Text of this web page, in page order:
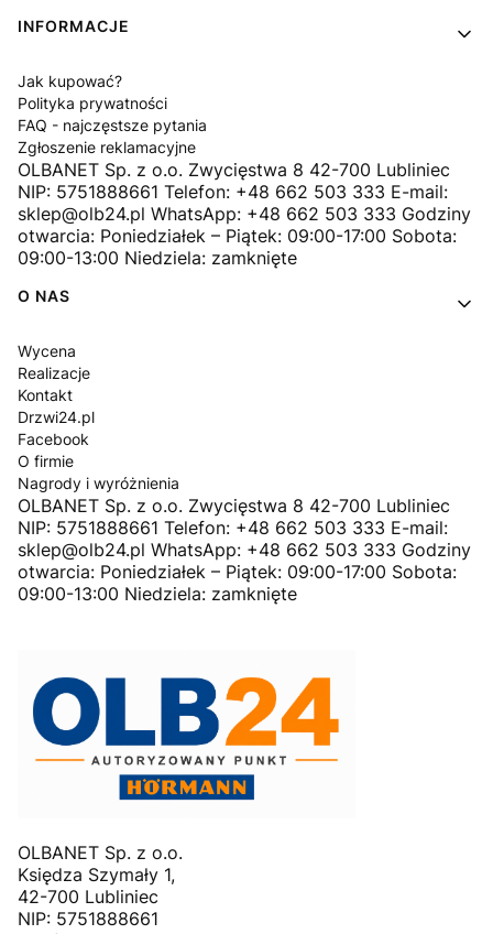
INFORMACJE
Jak kupować?
Polityka prywatności
FAQ - najczęstsze pytania
Zgłoszenie reklamacyjne
OLBANET Sp. z o.o. Zwycięstwa 8 42-700 Lubliniec
NIP: 5751888661 Telefon: +48 662 503 333 E-mail:
sklep@olb24.pl WhatsApp: +48 662 503 333 Godziny
otwarcia: Poniedziałek – Piątek: 09:00-17:00 Sobota:
09:00-13:00 Niedziela: zamknięte
O NAS
Wycena
Realizacje
Kontakt
Drzwi24.pl
Facebook
O firmie
Nagrody i wyróżnienia
OLBANET Sp. z o.o. Zwycięstwa 8 42-700 Lubliniec
NIP: 5751888661 Telefon: +48 662 503 333 E-mail:
sklep@olb24.pl WhatsApp: +48 662 503 333 Godziny
otwarcia: Poniedziałek – Piątek: 09:00-17:00 Sobota:
09:00-13:00 Niedziela: zamknięte
OLBANET Sp. z o.o.
Księdza Szymały 1,
42-700 Lubliniec
NIP: 5751888661